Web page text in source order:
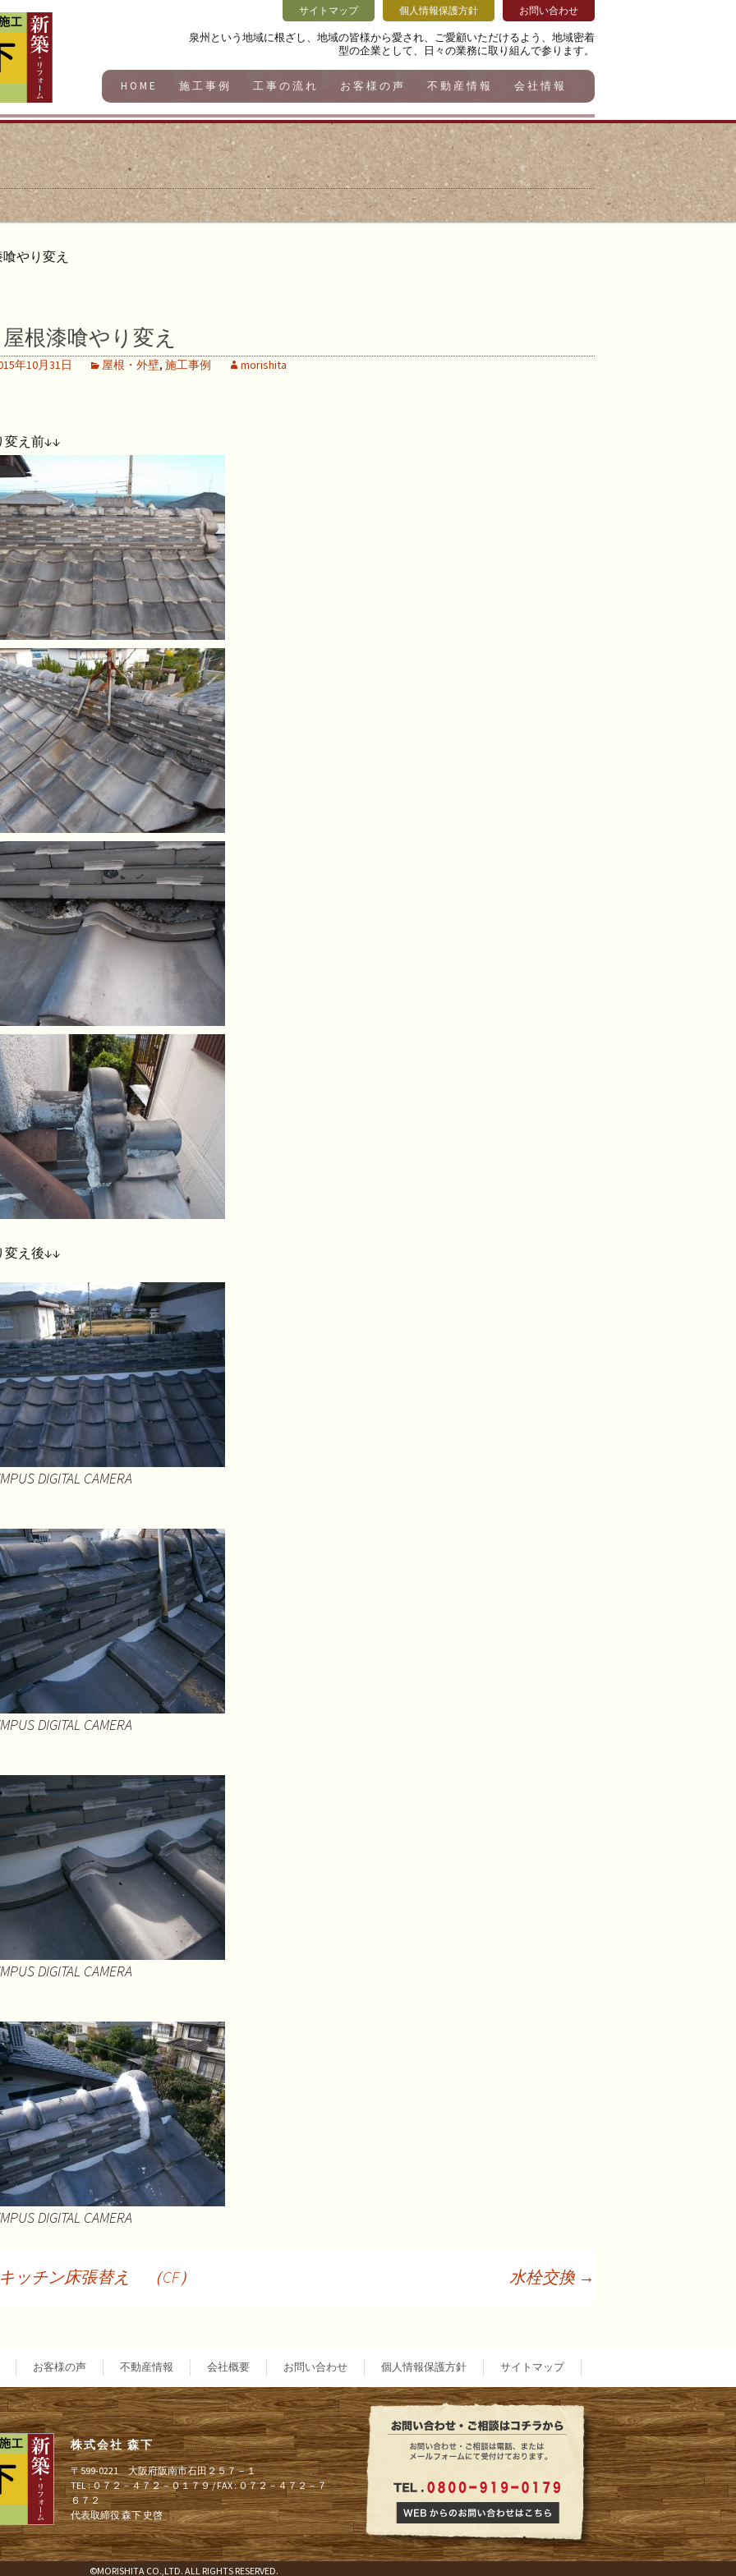
泉州という地域に根ざし、地域の皆様から愛され、ご愛顧いただけるよう、地域密着
型の企業として、日々の業務に取り組んで参ります。
サイトマップ 個人情報保護方針 お問い合わせ
HOME 施工事例 工事の流れ お客様の声 不動産情報 会社情報
やり変え
屋根漆喰やり変え
年10月31日 屋根・外壁, 施工事例 morishita
変え前↓↓
変え後↓↓
DIGITAL CAMERA
DIGITAL CAMERA
DIGITAL CAMERA
DIGITAL CAMERA
ッチン床張替え （CF） 水栓交換 →
お客様の声 不動産情報 会社概要 お問い合わせ 個人情報保護方針 サイトマップ
株式会社 森下
〒599-0221 大阪府阪南市石田２５７－１
TEL : ０７２－４７２－０１７９ / FAX : ０７２－４７２－７
６７２
代表取締役 森下 史啓
©MORISHITA CO.,LTD. ALL RIGHTS RESERVED.